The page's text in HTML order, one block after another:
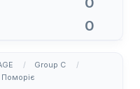
0
Group C
Поморіє